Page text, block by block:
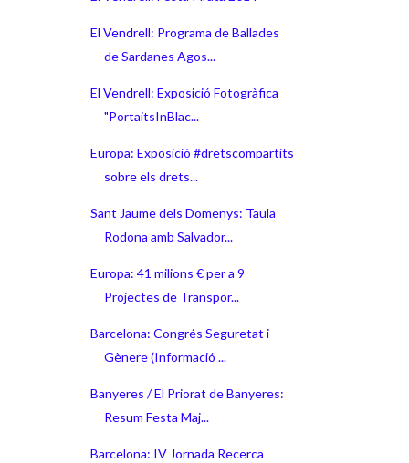
El Vendrell: Programa de Ballades
de Sardanes Agos...
El Vendrell: Exposició Fotogràfica
"PortaitsInBlac...
Europa: Exposició #dretscompartits
sobre els drets...
Sant Jaume dels Domenys: Taula
Rodona amb Salvador...
Europa: 41 milions € per a 9
Projectes de Transpor...
Barcelona: Congrés Seguretat i
Gènere (Informació ...
Banyeres / El Priorat de Banyeres:
Resum Festa Maj...
Barcelona: IV Jornada Recerca